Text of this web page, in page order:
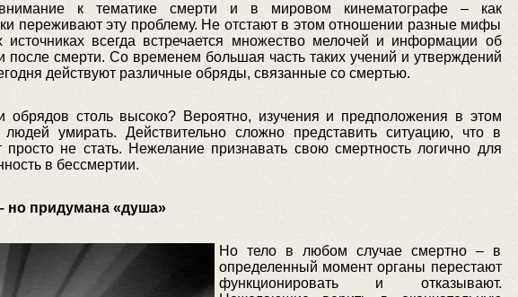
к тематике смерти и в мировом кинематографе – как
переживают эту проблему. Не отстают в этом отношении разные мифы
всегда встречается множество мелочей и информации об
после смерти. Со временем большая часть таких учений и утверждений
действуют различные обряды, связанные со смертью.
обрядов столь высоко? Вероятно, изучения и предположения в этом
умирать. Действительно сложно представить ситуацию, что в
не стать. Нежелание признавать свою смертность логично для
в бессмертии.
но придумана «душа»
Но тело в любом случае смертно – в
определенный момент органы перестают
функционировать и отказывают.